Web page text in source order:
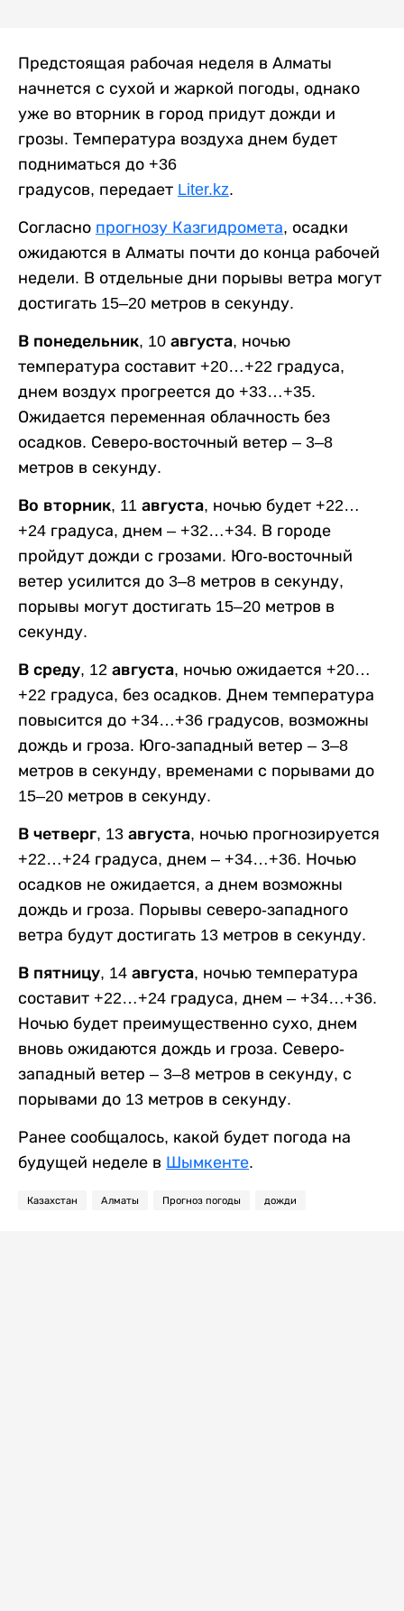
Предстоящая рабочая неделя в Алматы
начнется с сухой и жаркой погоды, однако
уже во вторник в город придут дожди и
грозы. Температура воздуха днем будет
подниматься до +36
градусов, передает Liter.kz.
Согласно прогнозу Казгидромета, осадки
ожидаются в Алматы почти до конца рабочей
недели. В отдельные дни порывы ветра могут
достигать 15–20 метров в секунду.
В понедельник, 10 августа, ночью
температура составит +20…+22 градуса,
днем воздух прогреется до +33…+35.
Ожидается переменная облачность без
осадков. Северо-восточный ветер – 3–8
метров в секунду.
Во вторник, 11 августа, ночью будет +22…
+24 градуса, днем – +32…+34. В городе
пройдут дожди с грозами. Юго-восточный
ветер усилится до 3–8 метров в секунду,
порывы могут достигать 15–20 метров в
секунду.
В среду, 12 августа, ночью ожидается +20…
+22 градуса, без осадков. Днем температура
повысится до +34…+36 градусов, возможны
дождь и гроза. Юго-западный ветер – 3–8
метров в секунду, временами с порывами до
15–20 метров в секунду.
В четверг, 13 августа, ночью прогнозируется
+22…+24 градуса, днем – +34…+36. Ночью
осадков не ожидается, а днем возможны
дождь и гроза. Порывы северо-западного
ветра будут достигать 13 метров в секунду.
В пятницу, 14 августа, ночью температура
составит +22…+24 градуса, днем – +34…+36.
Ночью будет преимущественно сухо, днем
вновь ожидаются дождь и гроза. Северо-
западный ветер – 3–8 метров в секунду, с
порывами до 13 метров в секунду.
Ранее сообщалось, какой будет погода на
будущей неделе в Шымкенте.
Казахстан Алматы Прогноз погоды дожди